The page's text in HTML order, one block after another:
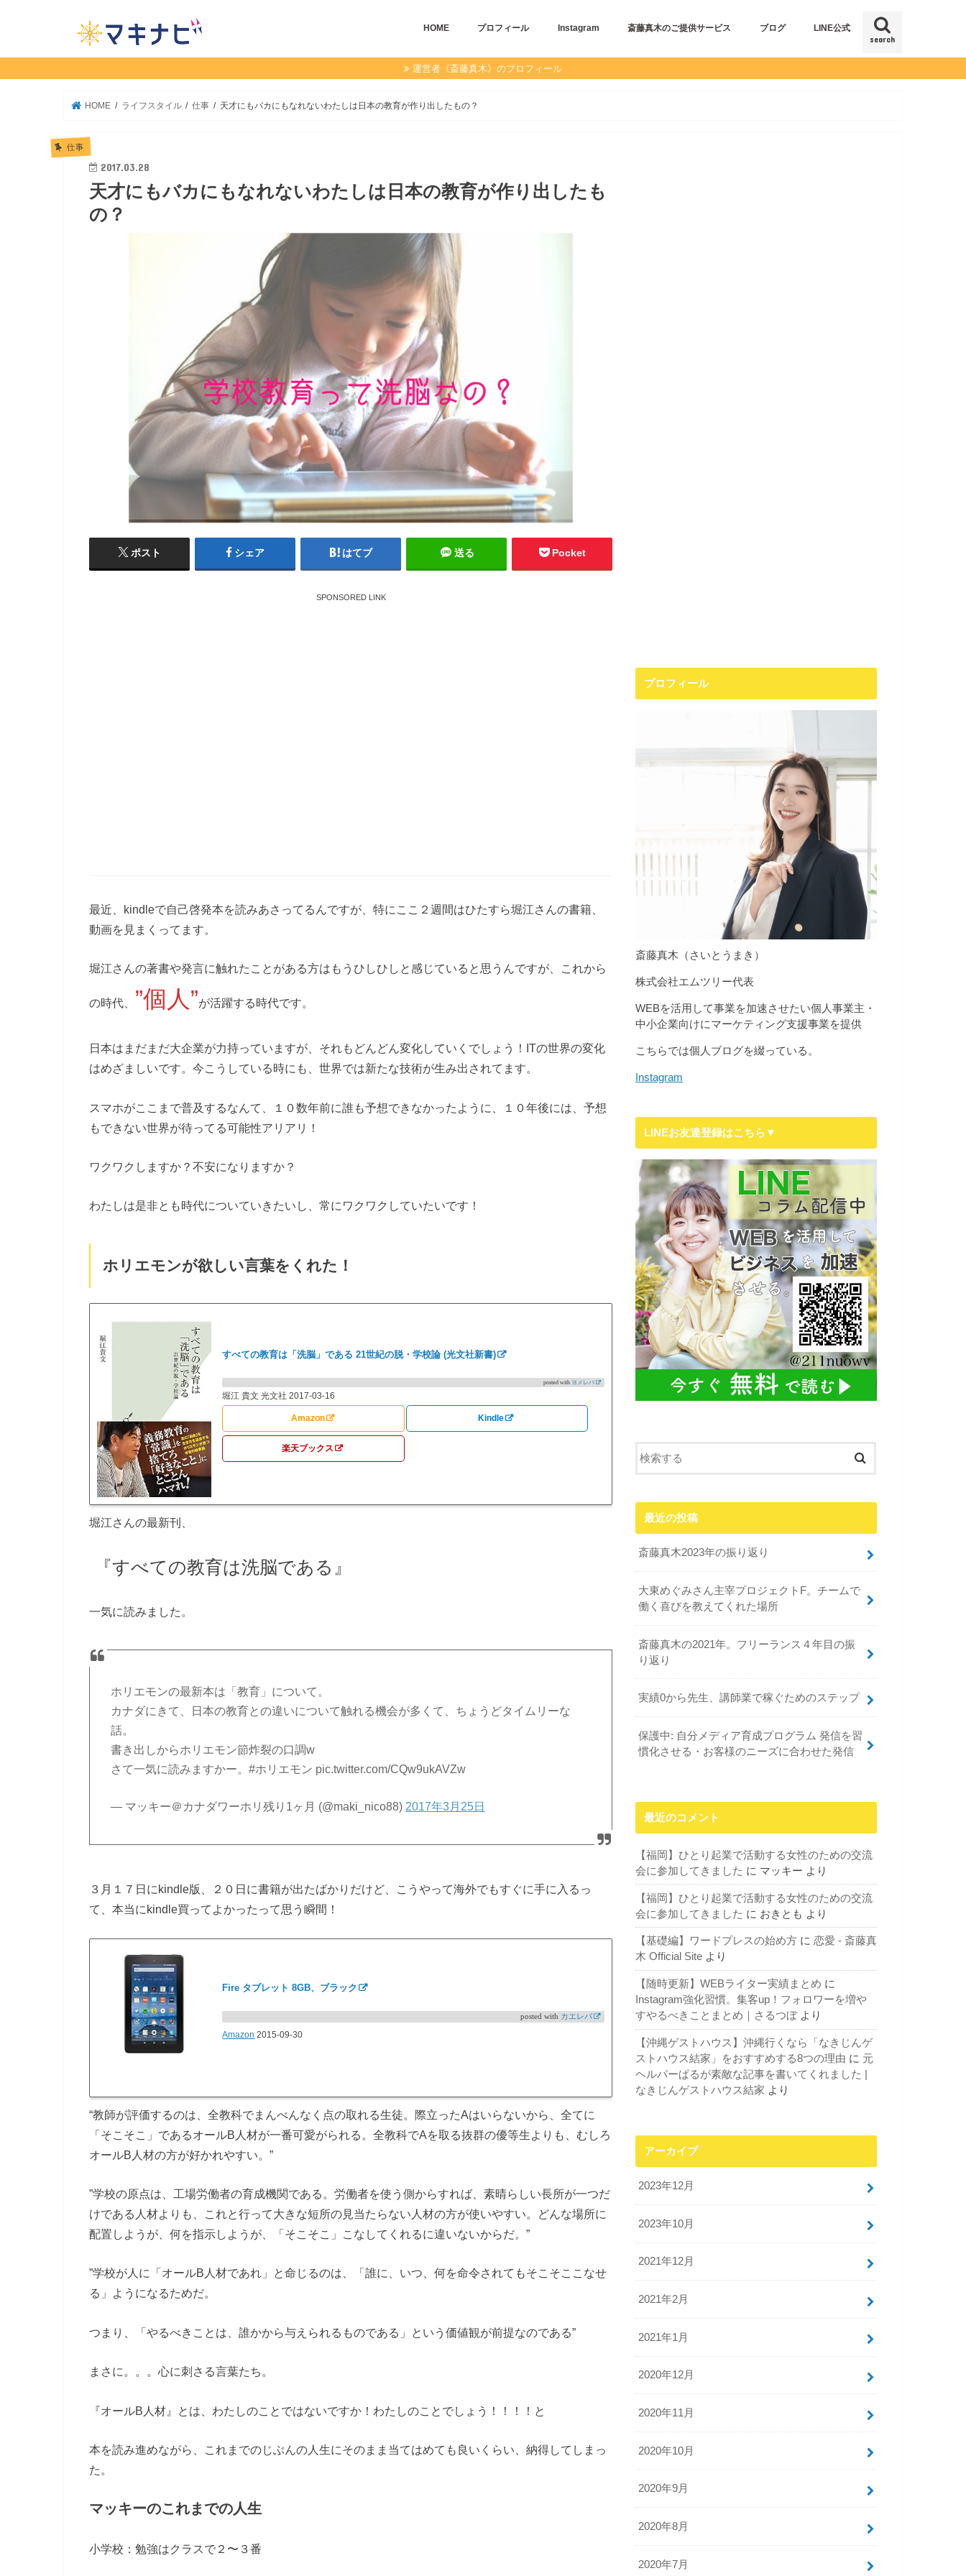
search
HOME プロフィール Instagram 斎藤真木のご提供サービス ブログ
仕事コラム
LINE公式
運営者《斎藤真木》のプロフィール
HOME ライフスタイル 仕事 天才にもバカにもなれないわたしは日本の教育が作り出したもの？
仕事
2017.03.28
天才にもバカにもなれないわたしは日本の教育が作り出したも
の？
ポスト シェア はてブ 送る Pocket
SPONSORED LINK
最近、kindleで自己啓発本を読みあさってるんですが、特にここ２週間はひたすら堀江さんの書籍、
動画を見まくってます。
堀江さんの著書や発言に触れたことがある方はもうひしひしと感じていると思うんですが、これから
の時代、 ”個人”が活躍する時代です。
日本はまだまだ大企業が力持っていますが、それもどんどん変化していくでしょう！ITの世界の変化
はめざましいです。今こうしている時にも、世界では新たな技術が生み出されてます。
スマホがここまで普及するなんて、１０数年前に誰も予想できなかったように、１０年後には、予想
もできない世界が待ってる可能性アリアリ！
ワクワクしますか？不安になりますか？
わたしは是非とも時代についていきたいし、常にワクワクしていたいです！
ホリエモンが欲しい言葉をくれた！
すべての教育は「洗脳」である 21世紀の脱・学校論 (光文社新書)
posted with ヨメレバ
堀江 貴文 光文社 2017-03-16
Amazon Kindle
楽天ブックス
堀江さんの最新刊、
『すべての教育は洗脳である』
一気に読みました。
ホリエモンの最新本は「教育」について。
カナダにきて、日本の教育との違いについて触れる機会が多くて、ちょうどタイムリーな
話。
書き出しからホリエモン節炸裂の口調w
さて一気に読みますかー。#ホリエモン pic.twitter.com/CQw9ukAVZw
— マッキー＠カナダワーホリ残り1ヶ月 (@maki_nico88) 2017年3月25日
３月１７日にkindle版、２０日に書籍が出たばかりだけど、こうやって海外でもすぐに手に入るっ
て、本当にkindle買ってよかったって思う瞬間！
Fire タブレット 8GB、ブラック
posted with カエレバ
Amazon 2015-09-30
“教師が評価するのは、全教科でまんべんなく点の取れる生徒。際立ったAはいらないから、全てに
「そこそこ」であるオールB人材が一番可愛がられる。全教科でAを取る抜群の優等生よりも、むしろ
オールB人材の方が好かれやすい。”
”学校の原点は、工場労働者の育成機関である。労働者を使う側からすれば、素晴らしい長所が一つだ
けである人材よりも、これと行って大きな短所の見当たらない人材の方が使いやすい。どんな場所に
配置しようが、何を指示しようが、「そこそこ」こなしてくれるに違いないからだ。”
”学校が人に「オールB人材であれ」と命じるのは、「誰に、いつ、何を命令されてもそこそここなせ
る」ようになるためだ。
つまり、「やるべきことは、誰かから与えられるものである」という価値観が前提なのである”
まさに。。。心に刺さる言葉たち。
『オールB人材』とは、わたしのことではないですか！わたしのことでしょう！！！！と
本を読み進めながら、これまでのじぶんの人生にそのまま当てはめても良いくらい、納得してしまっ
た。
マッキーのこれまでの人生
小学校：勉強はクラスで２〜３番
プロフィール
斎藤真木（さいとうまき）
株式会社エムツリー代表
WEBを活用して事業を加速させたい個人事業主・
中小企業向けにマーケティング支援事業を提供
こちらでは個人ブログを綴っている。
Instagram
LINEお友達登録はこちら▼
最近の投稿
斎藤真木2023年の振り返り
大東めぐみさん主宰プロジェクトF。チームで
働く喜びを教えてくれた場所
斎藤真木の2021年。フリーランス４年目の振
り返り
実績0から先生、講師業で稼ぐためのステップ
保護中: 自分メディア育成プログラム 発信を習
慣化させる・お客様のニーズに合わせた発信
最近のコメント
【福岡】ひとり起業で活動する女性のための交流
会に参加してきました に マッキー より
【福岡】ひとり起業で活動する女性のための交流
会に参加してきました に おきとも より
【基礎編】ワードプレスの始め方 に 恋愛 - 斎藤真
木 Official Site より
【随時更新】WEBライター実績まとめ に
Instagram強化習慣。集客up！フォロワーを増や
すやるべきことまとめ｜さるつぼより
【沖縄ゲストハウス】沖縄行くなら「なきじんゲ
ストハウス結家」をおすすめする8つの理由 に 元
ヘルパーぱるが素敵な記事を書いてくれました |
なきじんゲストハウス結家 より
アーカイブ
2023年12月
2023年10月
2021年12月
2021年2月
2021年1月
2020年12月
2020年11月
2020年10月
2020年9月
2020年8月
2020年7月